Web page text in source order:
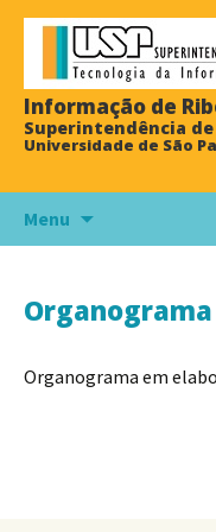
Informação de
Superintendência
Universidade de São
Menu
Organograma
Organograma em